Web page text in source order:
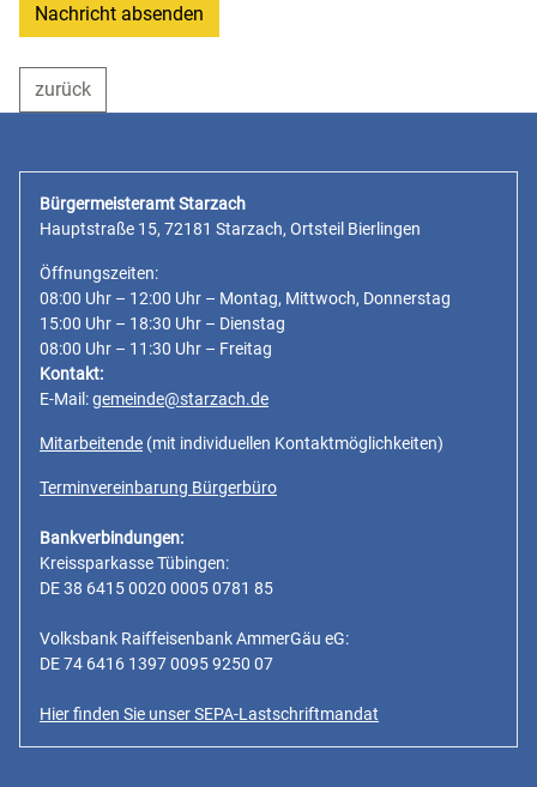
Nachricht absenden
zurück
Bürgermeisteramt Starzach
Hauptstraße 15, 72181 Starzach, Ortsteil Bierlingen
Öffnungszeiten:
08:00 Uhr – 12:00 Uhr – Montag, Mittwoch, Donnerstag
15:00 Uhr – 18:30 Uhr – Dienstag
08:00 Uhr – 11:30 Uhr – Freitag
Kontakt:
E-Mail:gemeinde@starzach.de
Mitarbeitende (mit individuellen Kontaktmöglichkeiten)
Terminvereinbarung Bürgerbüro
Bankverbindungen:
Kreissparkasse Tübingen:
DE 38 6415 0020 0005 0781 85
Volksbank Raiffeisenbank AmmerGäu eG:
DE 74 6416 1397 0095 9250 07
Hier finden Sie unser SEPA-Lastschriftmandat